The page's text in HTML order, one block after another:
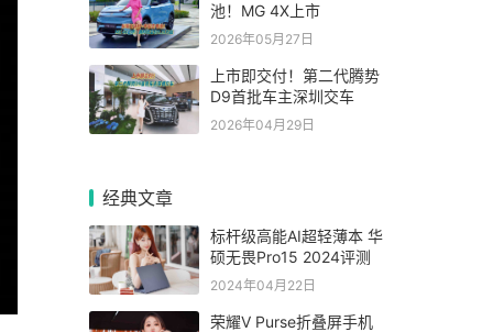
池！MG 4X上市
2026年05月27日
上市即交付！第二代腾势
D9首批车主深圳交车
2026年04月29日
经典文章
标杆级高能AI超轻薄本 华
硕无畏Pro15 2024评测
2024年04月22日
荣耀V Purse折叠屏手机